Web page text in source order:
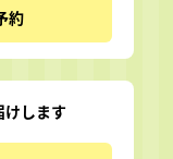
約
けします